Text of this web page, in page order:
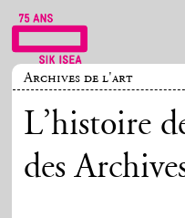
Archives de l'art
L’histoire
des